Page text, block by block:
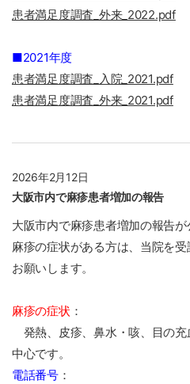
患者満足度調査_外来_2022.pdf
■2021年度
患者満足度調査_入院_2021.pdf
患者満足度調査_外来_2021.pdf
2026年2月12日
大阪市内で麻疹患者増加の報告
大阪市内で麻疹患者増加の報告が
麻疹の症状がある方は、当院を
お願いします。
麻疹の症状 ：
発熱、皮疹、鼻水・咳、目の
中心です。
電話番号：